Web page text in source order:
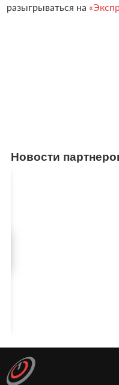
разыгрываться на
Новости